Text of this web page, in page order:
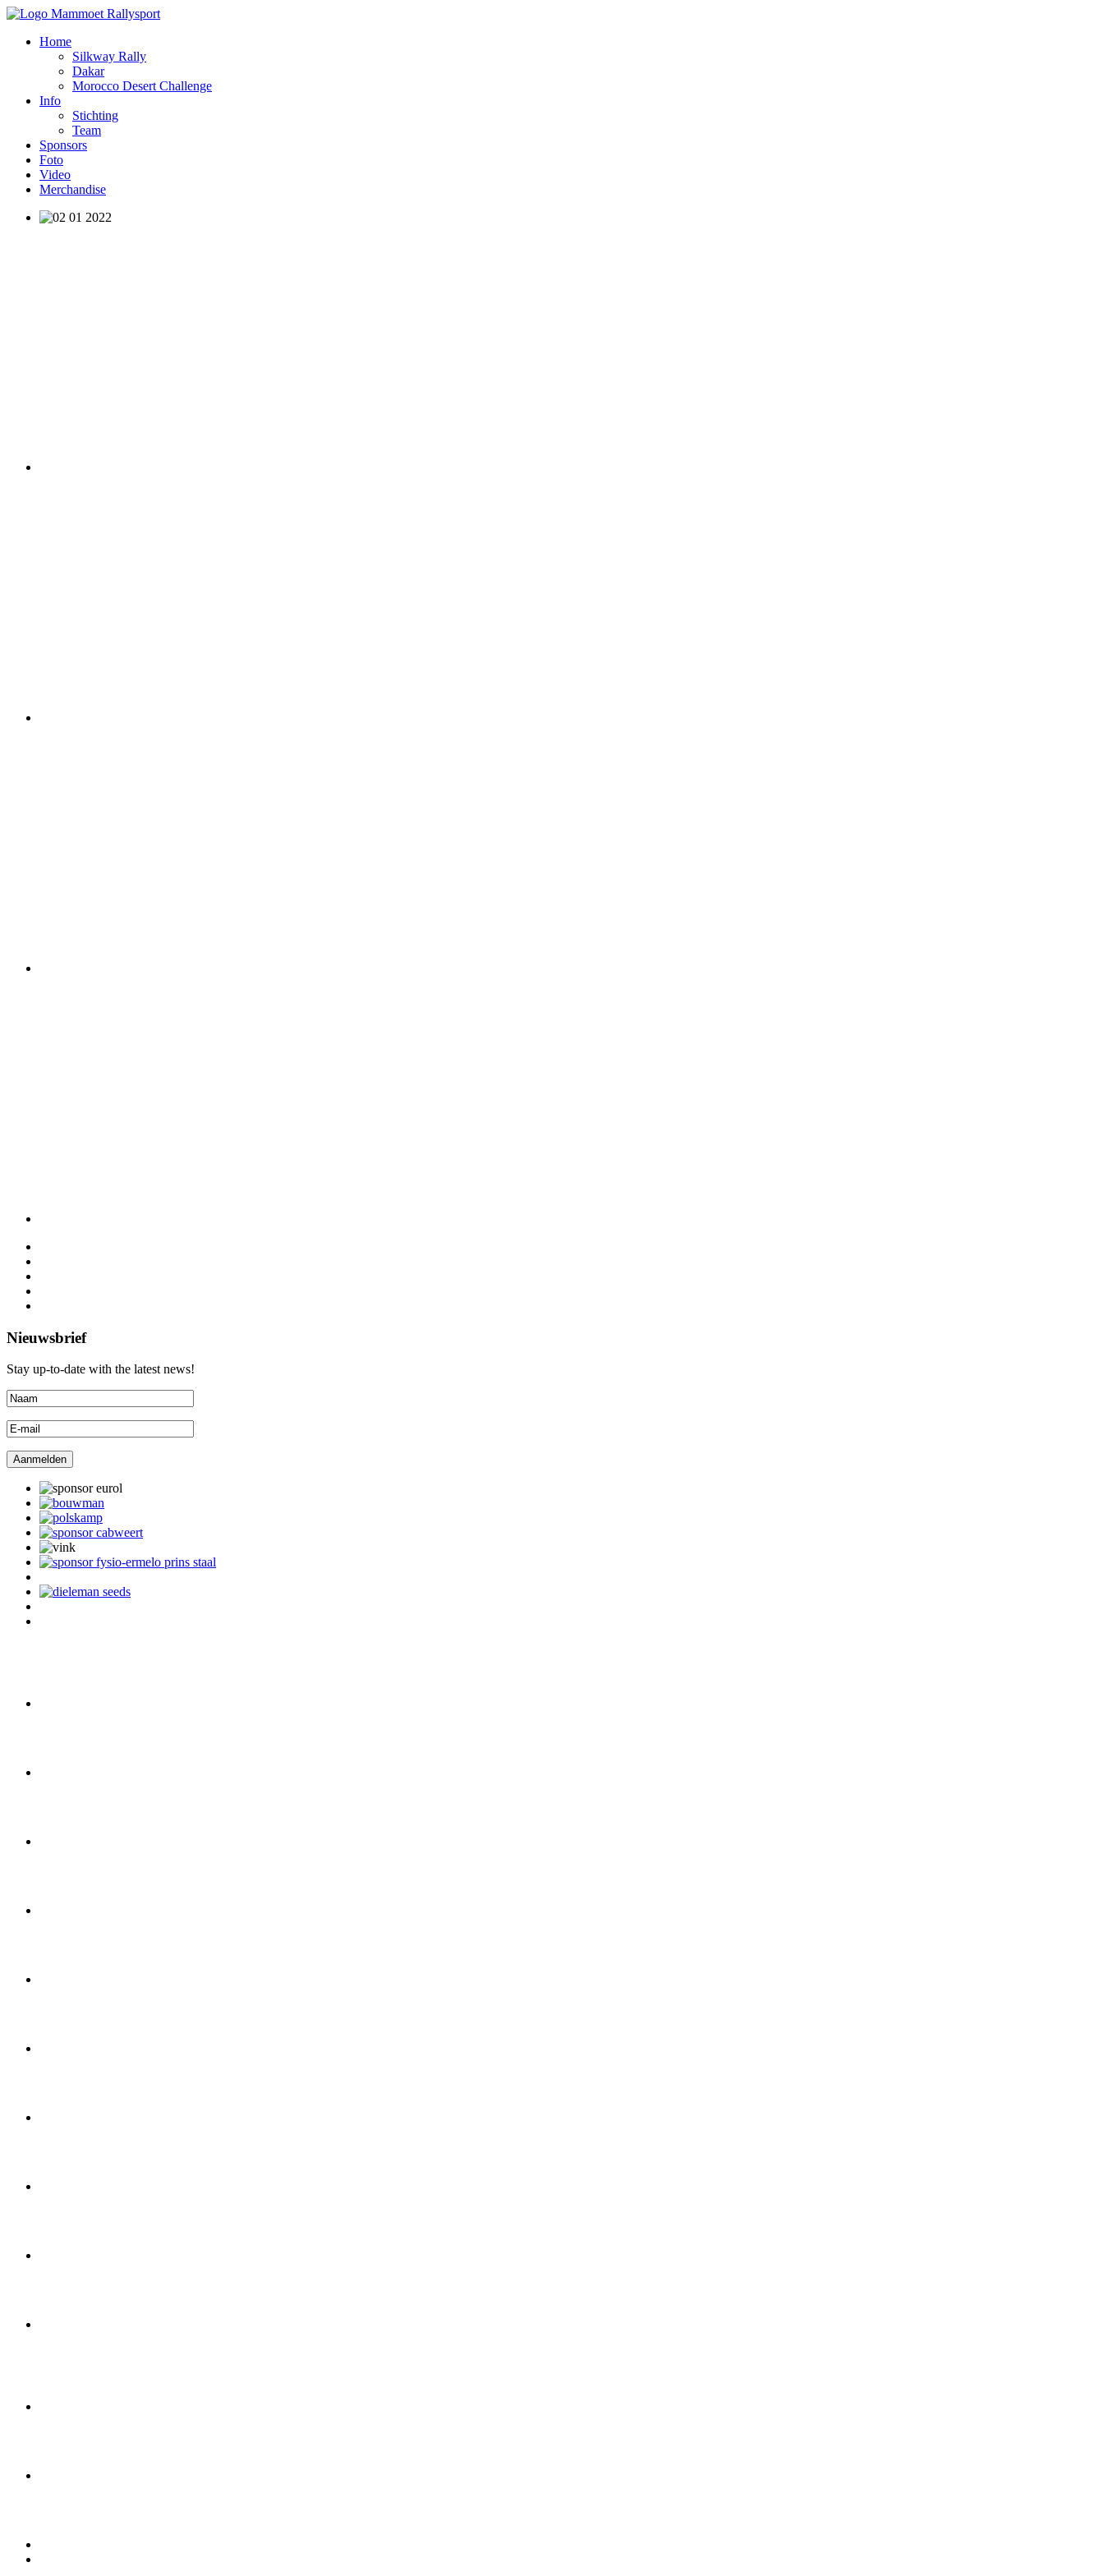
Home
Silkway Rally
Dakar
Morocco Desert Challenge
Info
Stichting
Team
Sponsors
Foto
Video
Merchandise
Nieuwsbrief
Stay up-to-date with the latest news!